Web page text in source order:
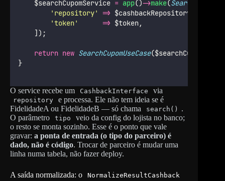
    $searchCupomService
= app()->make(
' repository' => $cashbackRepository,
'token' => $token,
    ]);
return new SearchCupomUseCase
}
O service recebe um CashbackInterface via
repository
e processa. Ele não tem ideia se é
FidelidadeA ou FidelidadeB — só chama
search()
.
O parâmetro
tipo
veio da config do lojista no banco;
o resto se monta sozinho. Esse é o ponto que vale
gravar: a ponta de entrada (o tipo do parceiro) é
dado, não é código. Trocar de parceiro é mudar uma
linha numa tabela, não fazer deploy.
A saída normalizada: o NormalizeResultCashback